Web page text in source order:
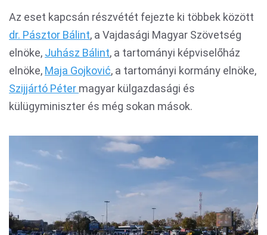
Az eset kapcsán részvétét fejezte ki többek között
dr. Pásztor Bálint, a Vajdasági Magyar Szövetség
elnöke, Juhász Bálint, a tartományi képviselőház
elnöke, Maja Gojković, a tartományi kormány elnöke,
Szijjártó Péter magyar külgazdasági és
külügyminiszter és még sokan mások.